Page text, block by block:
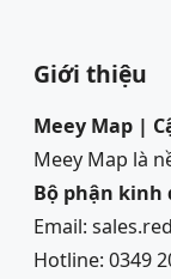
Giới thiệu
Meey Map |
Meey Map là
Bộ phận kinh
Email:
Hotline: 0349